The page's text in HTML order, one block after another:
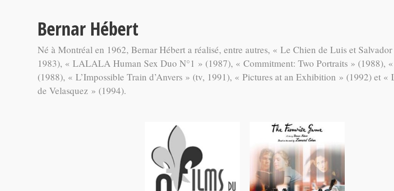
Bernar Hébert
Né à Montréal en 1962, Bernar Hébert a réalisé, entre autres, « Le Chien de Luis et
1983), « LALALA Human Sex Duo N°1 » (1987), « Commitment: Two Portraits » (1988),
(1988), « L’Impossible Train d’Anvers » (tv, 1991), « Pictures at an Exhibition » (1992) et «
de Velasquez » (1994).
La Nuit du déluge
The Favourite Game